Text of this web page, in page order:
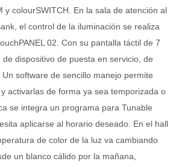
y colourSWITCH. En la sala de atención al
el control de la iluminación se realiza
02. Con su pantalla táctil de 7
dispositivo de puesta en servicio, de
software de sencillo manejo permite
activarlas de forma ya sea temporizada o
se integra un programa para Tunable
aplicarse al horario deseado. En el hall
de color de la luz va cambiando
un blanco cálido por la mañana,